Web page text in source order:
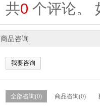
共0 个评论。
商品咨询
我要咨询
全部咨询(0) 商品咨询(0)